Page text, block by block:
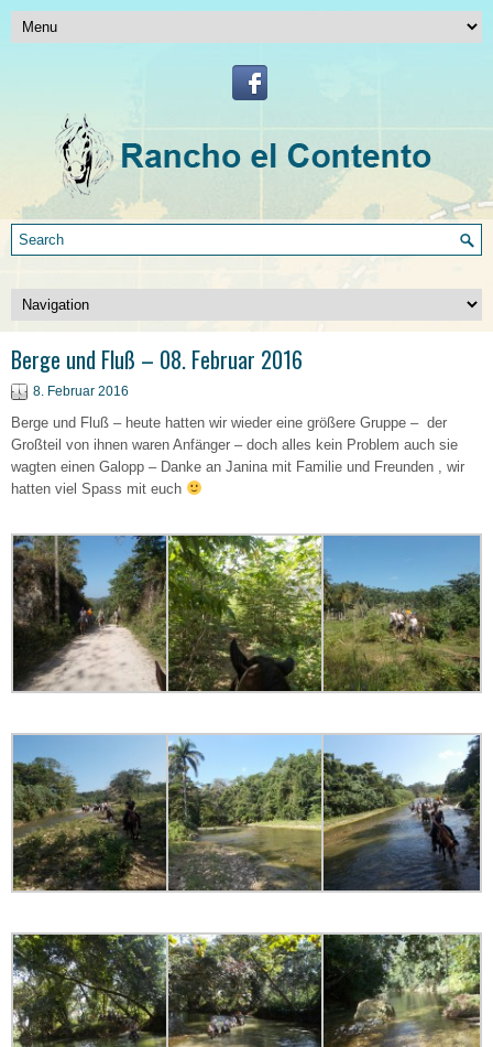
Berge und Fluß – 08. Februar 2016
8. Februar 2016
Berge und Fluß – heute hatten wir wieder eine größere Gruppe – der
Großteil von ihnen waren Anfänger – doch alles kein Problem auch sie
wagten einen Galopp – Danke an Janina mit Familie und Freunden , wir
hatten viel Spass mit euch